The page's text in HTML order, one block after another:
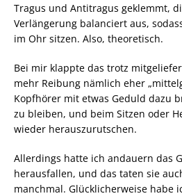
Tragus und Antitragus geklemmt,
Verlängerung balanciert aus,
im Ohr sitzen. Also, theoretisch.
Bei mir klappte das trotz
mehr Reibung nämlich eher
Kopfhörer mit etwas Geduld dazu
zu bleiben, und beim Sitzen oder
wieder herauszurutschen.
Allerdings hatte ich andauern das
herausfallen, und das taten sie
manchmal. Glücklicherweise habe